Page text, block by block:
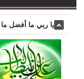
يا ربي ما أفضل